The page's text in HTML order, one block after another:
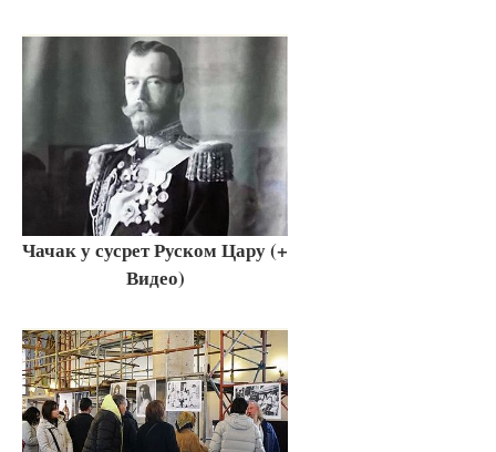
Чачак у сусрет Руском Цару (+
Видео)